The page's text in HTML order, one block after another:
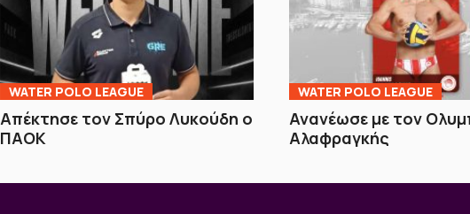
WATER POLO LEAGUE
Απέκτησε τον Σπύρο Λυκούδη ο
ΠΑΟΚ
WATER POLO LEAGUE
Ανανέωσε με τον
Αλαφραγκής